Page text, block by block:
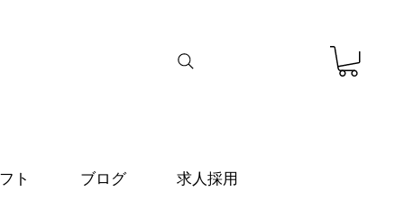
ト ブログ 求人採用